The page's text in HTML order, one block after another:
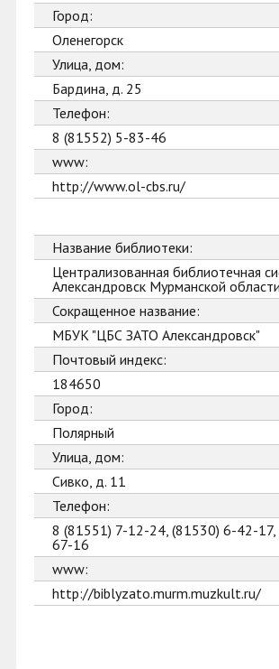
Город:
Оленегорск
Улица, дом:
Бардина, д. 25
Телефон:
8 (81552) 5-83-46
www:
http://www.ol-cbs.ru/
Название библиотеки:
Централизованная библиотечная
Александровск Мурманской области
Сокращенное название:
МБУК "ЦБС ЗАТО Александровск"
Почтовый индекс:
184650
Город:
Полярный
Улица, дом:
Сивко, д. 11
Телефон:
8 (81551) 7-12-24, (81530) 6-42-
67-16
www:
http://biblyzato.murm.muzkult.ru/